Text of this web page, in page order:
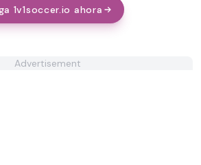
1v1soccer.io ahora
Advertisement